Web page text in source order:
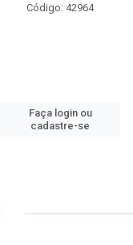
Código: 42964
Faça login ou
cadastre-se